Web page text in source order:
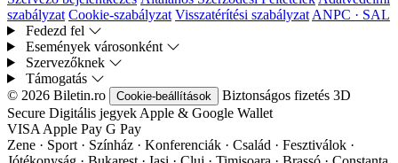
szabályzat Cookie-szabályzat Visszatérítési szabályzat ANPC · SAL
Fedezd fel
Események városonként
Szervezőknek
Támogatás
© 2026 Biletin.ro
Cookie-beállítások Biztonságos fizetés 3D
Secure Digitális jegyek Apple & Google Wallet
VISA Apple Pay G Pay
Zene · Sport · Színház · Konferenciák · Család · Fesztiválok ·